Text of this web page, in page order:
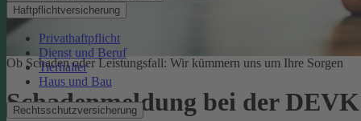
Haftpflichtversicherung
Privathaftpflicht
Dienst und Beruf
Tierhalter
Haus und Bau
Rechtsschutzversicherung
Ob Schaden oder Leistungsfall: Wir kümmern uns um Ihre Sorgen
Schadenmeldung bei der DEVK